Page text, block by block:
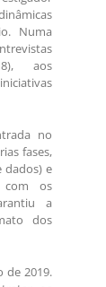
Numa
aos
no
fases,
dados) e
com os
a
dos
de 2019.